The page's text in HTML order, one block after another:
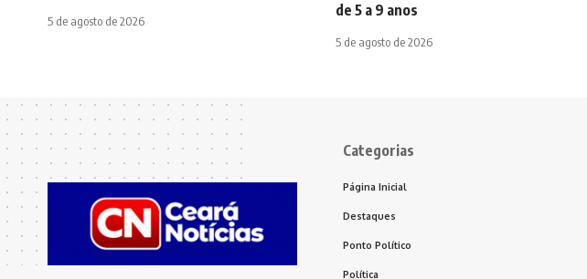
5 de agosto de 2026
de 5 a 9 anos
5 de agosto de 2026
Categorias
Página Inicial
Destaques
Ponto Político
Política